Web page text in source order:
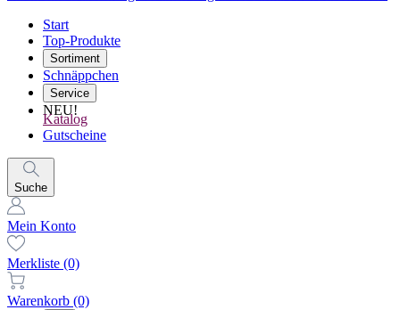
Start
Top-Produkte
Sortiment
Schnäppchen
Service
NEU!
Katalog
Gutscheine
Suche
Mein Konto
Merkliste (0)
Warenkorb (0)